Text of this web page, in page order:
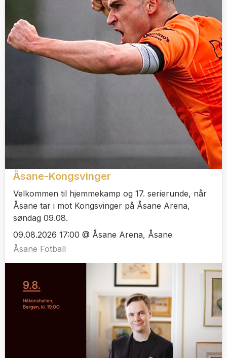
Åsane-Kongsvinger
Velkommen til hjemmekamp og 17. serierunde, når
Åsane tar i mot Kongsvinger på Åsane Arena,
søndag 09.08.
09.08.2026 17:00 @ Åsane Arena, Åsane
Åsane Fotball